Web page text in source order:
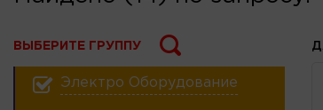
ВЫБЕРИТЕ ГРУППУ
Электро Оборудование